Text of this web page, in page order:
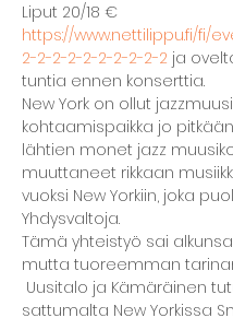
Liput 20/18 €
https://www.nettilippu.fi/fi/
2-2-2-2-2-2-2-2-2-2 ja
tuntia ennen konserttia.
New York on ollut
kohtaamispaikka jo
lähtien monet jazz
muuttaneet rikkaan
vuoksi New Yorkiin, joka
Yhdysvaltoja.
Tämä yhteistyö sai
mutta tuoreemman
Uusitalo ja Kämäräinen
sattumalta New Yorkissa